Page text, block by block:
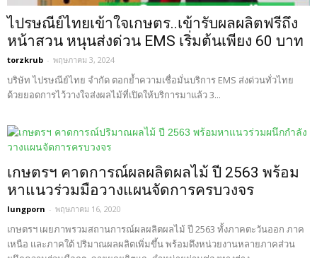
ไปรษณีย์ไทยเข้าใจเกษตร..เข้ารับผลผลิตฟรีถึง
หน้าสวน หนุนส่งด่วน EMS เริ่มต้นเพียง 60 บาท
torzkrub - พฤษภาคม 3, 2024
บริษัท ไปรษณีย์ไทย จำกัด ตอกย้ำความเชื่อมั่นบริการ EMS ส่งด่วนทั่วไทย
ด้วยยอดการไว้วางใจส่งผลไม้ที่เปิดให้บริการมาแล้ว 3...
เกษตรฯ คาดการณ์ผลผลิตผลไม้ ปี 2563 พร้อม
หาแนวร่วมมือวางแผนจัดการครบวงจร
lungporn - พฤษภาคม 16, 2020
เกษตรฯ เผยภาพรวมสถานการณ์ผลผลิตผลไม้ ปี 2563 ทั้งภาคตะวันออก ภาค
เหนือ และภาคใต้ ปริมาณผลผลิตเพิ่มขึ้น พร้อมดึงหน่วยงานหลายภาคส่วน